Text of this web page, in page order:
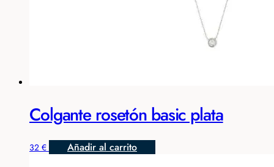
Colgante rosetón basic plata
32 € Añadir al carrito